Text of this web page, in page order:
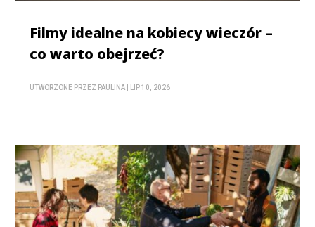
Filmy idealne na kobiecy wieczór –
co warto obejrzeć?
UTWORZONE PRZEZ PAULINA LIP 10, 2026